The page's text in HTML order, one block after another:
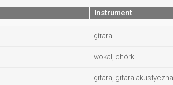
Instrument
gitara
wokal, chórki
gitara, gitara akustyczna